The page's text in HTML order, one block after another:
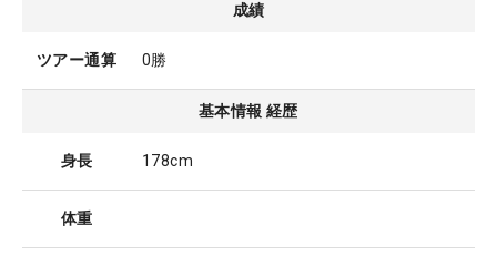
成績
ツアー通算 0勝
基本情報 経歴
身長 178cm
体重